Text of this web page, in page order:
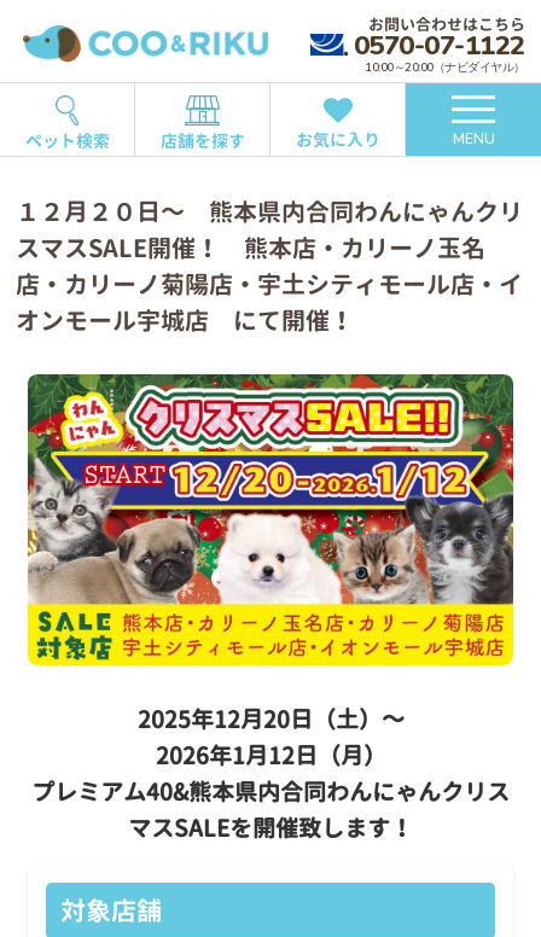
お問い合わせはこちら
0570-07-1122
10:00～20:00（ナビダイヤル）
ペット検索 店舗を探す お気に入り MENU
１２月２０日～ 熊本県内合同わんにゃんクリ
スマスSALE開催！ 熊本店・カリーノ玉名
店・カリーノ菊陽店・宇土シティモール店・イ
オンモール宇城店 にて開催！
2025年12月20日（土）～
2026年1月12日（月）
プレミアム40&熊本県内合同わんにゃんクリス
マスSALEを開催致します！
対象店舗